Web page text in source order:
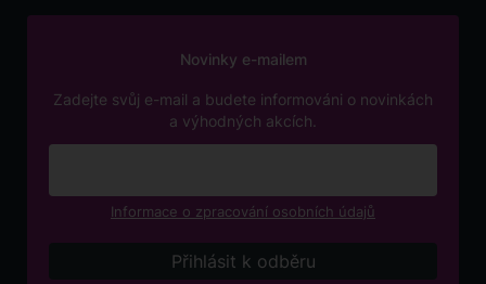
Novinky e-mailem
Zadejte svůj e-mail a budete informováni o novinkách
a výhodných akcích.
Informace o zpracování osobních údajů